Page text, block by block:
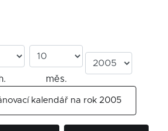
h.
měs.
kalendář na rok 2005